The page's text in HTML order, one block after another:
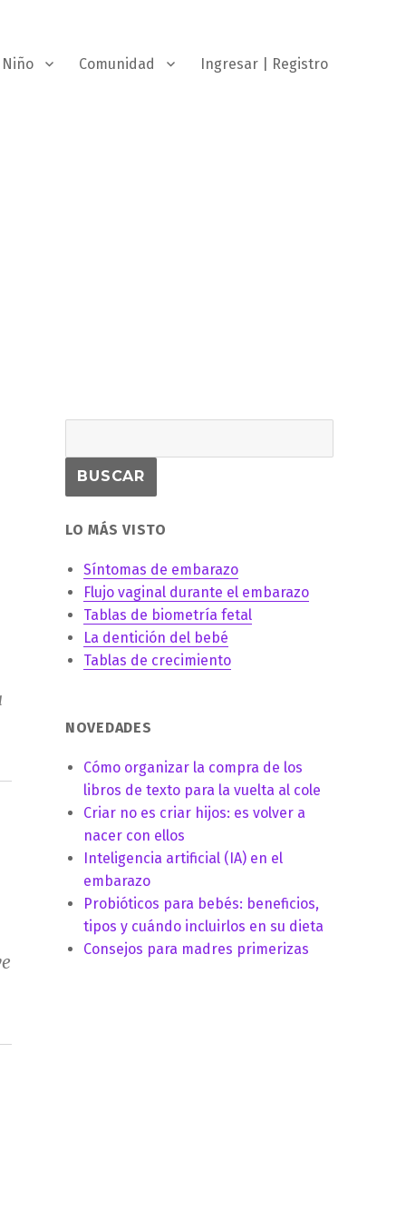
Niño Comunidad Ingresar | Registro
LO MÁS VISTO
Síntomas de embarazo
Flujo vaginal durante el embarazo
Tablas de biometría fetal
La dentición del bebé
Tablas de crecimiento
NOVEDADES
Cómo organizar la compra de los
libros de texto para la vuelta al cole
Criar no es criar hijos: es volver a
nacer con ellos
Inteligencia artificial (IA) en el
embarazo
Probióticos para bebés: beneficios,
tipos y cuándo incluirlos en su dieta
Consejos para madres primerizas